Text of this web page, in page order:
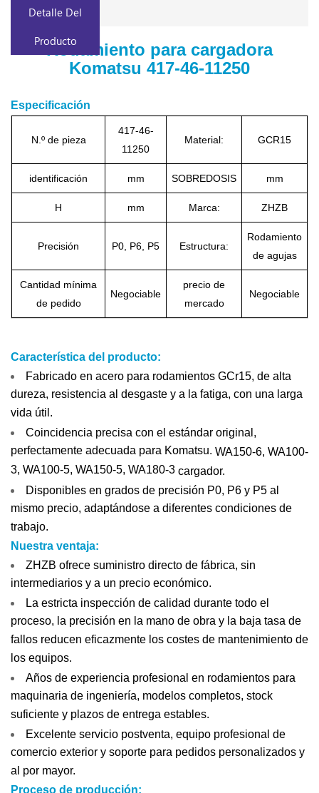
Detalle Del
Producto
Rodamiento para cargadora
Komatsu 417-46-11250
Especificación
N.º de pieza
417-46-
11250
Material: GCR15
identificación mm SOBREDOSIS mm
H mm Marca: ZHZB
Precisión P0, P6, P5 Estructura:
Rodamiento
de agujas
Cantidad mínima
de pedido
Negociable
precio de
mercado
Negociable
Característica del producto:
Fabricado en acero para rodamientos GCr15, de alta
dureza, resistencia al desgaste y a la fatiga, con una larga
vida útil.
Coincidencia precisa con el estándar original,
perfectamente adecuada para Komatsu. WA150-6, WA100-
3, WA100-5, WA150-5, WA180-3 cargador.
Disponibles en grados de precisión P0, P6 y P5 al
mismo precio, adaptándose a diferentes condiciones de
trabajo.
Nuestra ventaja:
ZHZB ofrece suministro directo de fábrica, sin
intermediarios y a un precio económico.
La estricta inspección de calidad durante todo el
proceso, la precisión en la mano de obra y la baja tasa de
fallos reducen eficazmente los costes de mantenimiento de
los equipos.
Años de experiencia profesional en rodamientos para
maquinaria de ingeniería, modelos completos, stock
suficiente y plazos de entrega estables.
Excelente servicio postventa, equipo profesional de
comercio exterior y soporte para pedidos personalizados y
al por mayor.
Proceso de producción: